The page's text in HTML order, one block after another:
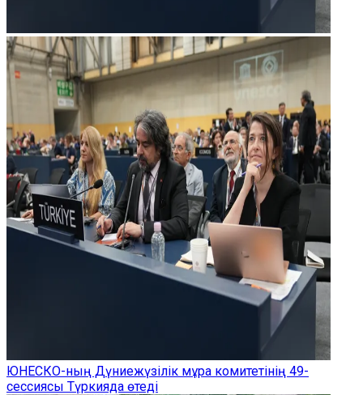
ЮНЕСКО-ның Дүниежүзілік мұра комитетінің 49-
сессиясы Түркияда өтеді